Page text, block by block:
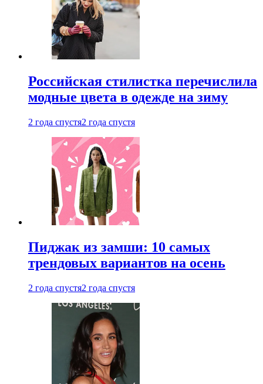
Российская стилистка перечислила
модные цвета в одежде на зиму
2 года спустя2 года спустя
Пиджак из замши: 10 самых
трендовых вариантов на осень
2 года спустя2 года спустя